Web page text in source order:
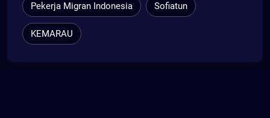
Pekerja Migran Indonesia Sofiatun
KEMARAU